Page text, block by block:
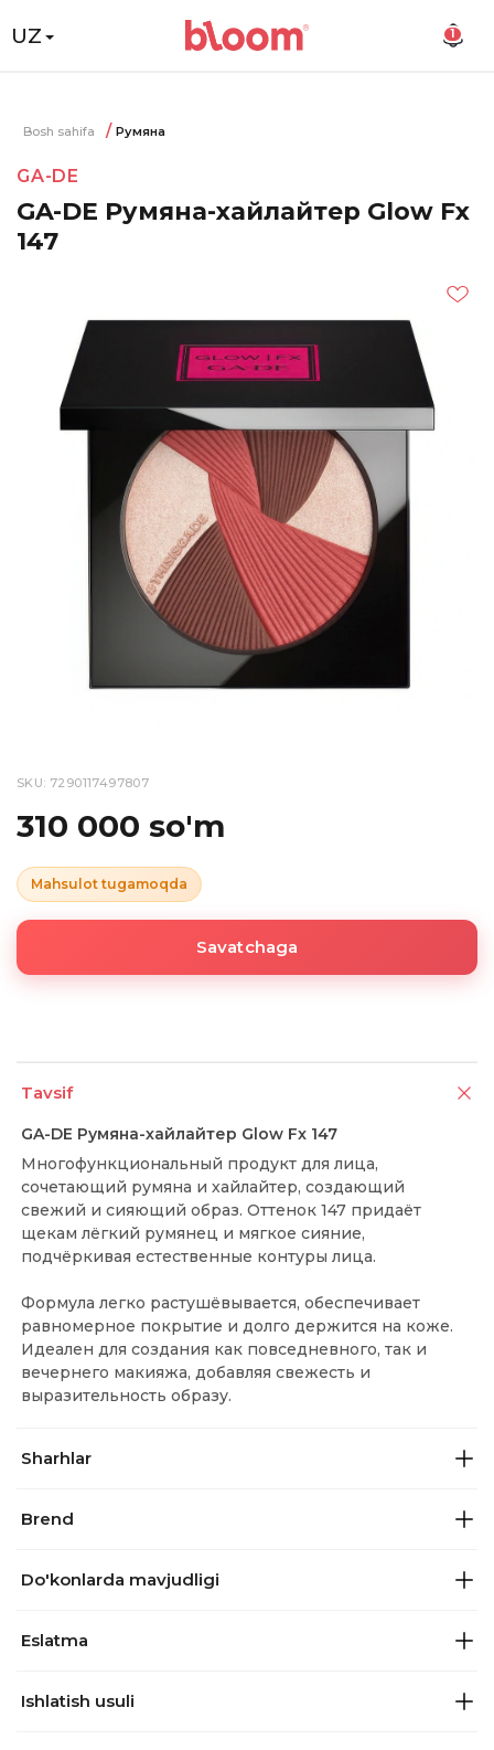
UZ 1
Bosh sahifa Румяна
GA-DE
GA-DE Румяна-хайлайтер Glow Fx
147
SKU: 7290117497807
310 000 so'm
Mahsulot tugamoqda
Savatchaga
Tavsif
GA-DE Румяна-хайлайтер Glow Fx 147
Многофункциональный продукт для лица,
сочетающий румяна и хайлайтер, создающий
свежий и сияющий образ. Оттенок 147 придаёт
щекам лёгкий румянец и мягкое сияние,
подчёркивая естественные контуры лица.
Формула легко растушёвывается, обеспечивает
равномерное покрытие и долго держится на коже.
Идеален для создания как повседневного, так и
вечернего макияжа, добавляя свежесть и
выразительность образу.
Sharhlar
Brend
Do'konlarda mavjudligi
Eslatma
Ishlatish usuli